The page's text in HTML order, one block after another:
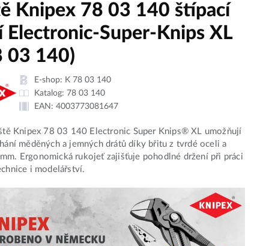
Knipex 78 03 140 štípací
Electronic-Super-Knips XL
03 140)
E-shop: K 78 03 140
Katalog: 78 03 140
EAN: 4003773081647
Knipex 78 03 140 Electronic Super Knips® XL umožňují
měděných a jemných drátů díky břitu z tvrdé oceli a
Ergonomická rukojeť zajišťuje pohodlné držení při práci
i modelářství.